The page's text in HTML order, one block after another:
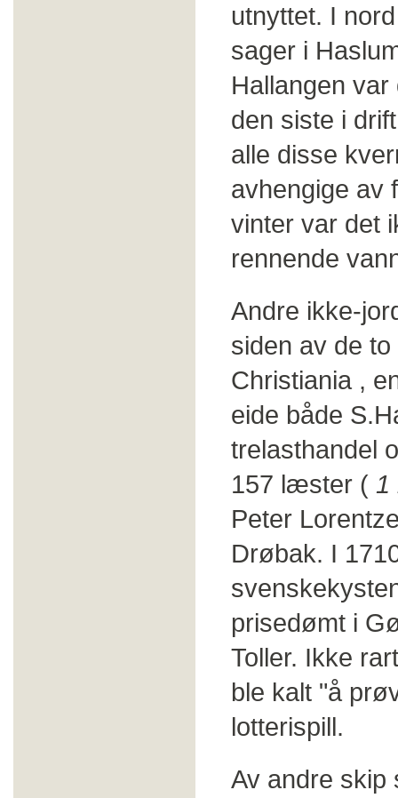
utnyttet. I
sager i
Hallangen
den siste i
alle disse
avhengige av
vinter var det
rennende
Andre ikke-
siden av de
Christiania ,
eide både
trelasthandel
157 læster ( 1
Peter
Drøbak. I
prisedømt i
Toller. Ikke
ble kalt "å
lotterispill.
Av andre skip